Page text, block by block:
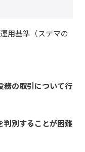
用基準（ステマの
務の取引について行
判別することが困難